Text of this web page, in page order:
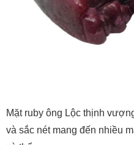
Mặt ruby ông Lộc thịnh
và sắc nét mang đến nhiều